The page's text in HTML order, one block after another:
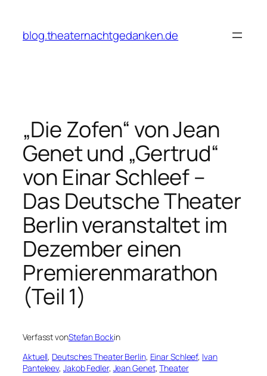
springen
blog.theaternachtgedanken.de
„Die Zofen“ von Jean
Genet und „Gertrud“
von Einar Schleef –
Das Deutsche Theater
Berlin veranstaltet im
Dezember einen
Premierenmarathon
(Teil 1)
Verfasst vonStefan Bockin
Aktuell, Deutsches Theater Berlin, Einar Schleef, Ivan
Panteleev, Jakob Fedler, Jean Genet, Theater